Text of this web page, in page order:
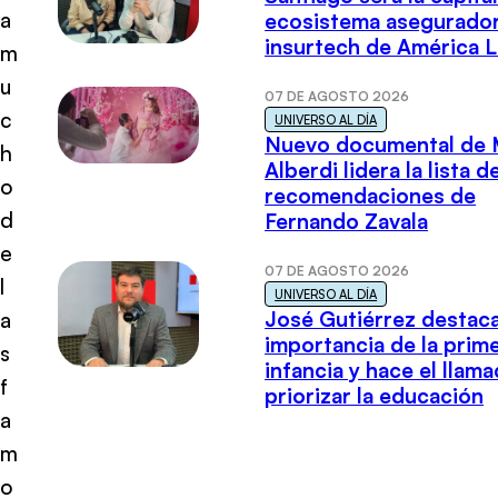
a
m
u
c
h
o
d
e
l
a
s
f
a
m
o
ecosistema
insurtech de América
07 DE AGOSTO 2026
UNIVERSO AL DÍA
Nuevo documental de
Alberdi lidera la lista
recomendaciones de
Fernando Zavala
07 DE AGOSTO 2026
UNIVERSO AL DÍA
José Gutiérrez
importancia de la
infancia y hace el
priorizar la educación